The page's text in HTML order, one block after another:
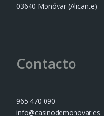
03640 Monóvar (Alicante)
Contacto
965 470 090
info@casinodemonovar.es